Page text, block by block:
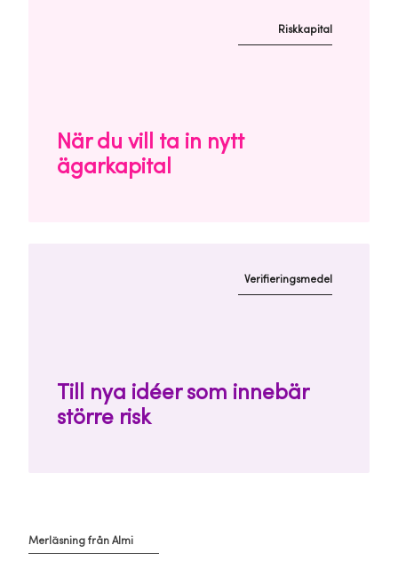
Riskkapital
När du vill ta in nytt
ägarkapital
Verifieringsmedel
Till nya idéer som innebär
större risk
Merläsning från Almi